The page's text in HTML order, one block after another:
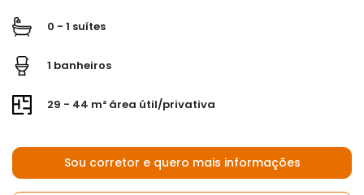
0 - 1 suítes
1 banheiros
29 - 44 m² área útil/privativa
Sou corretor e quero mais informações